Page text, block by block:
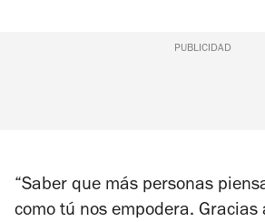
PUBLICIDAD
“Saber que más personas
como tú nos empodera. Gracias